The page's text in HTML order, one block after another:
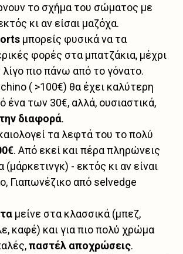
το σχήμα του σώματος με
κι αν είσαι μαζόχα.
μπορείς φυσικά να τα
φορές στα μπατζάκια, μέχρι
πιο πάνω από το γόνατο.
( >100€) θα έχει καλύτερη
ένα των 30€, αλλά, ουσιαστικά,
διαφορά.
τα λεφτά του το πολύ
. Από εκεί και πέρα πληρώνεις
- εκτός κι αν είναι
Γιαπωνέζικο από selvedge
μείνε στα κλασσικά (μπεζ,
καφέ) και για πιο πολύ χρώμα
παστέλ αποχρώσεις.